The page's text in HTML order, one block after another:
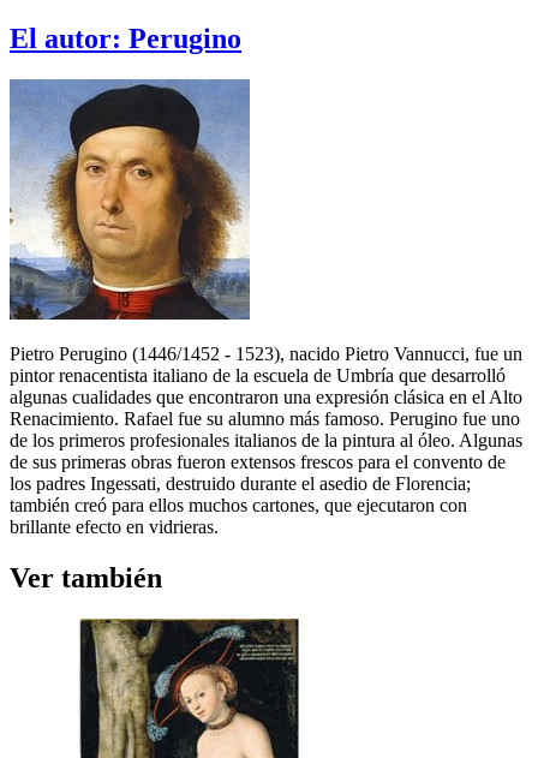
El autor: Perugino
Pietro Perugino (1446/1452 - 1523), nacido Pietro Vannucci, fue un
pintor renacentista italiano de la escuela de Umbría que desarrolló
algunas cualidades que encontraron una expresión clásica en el Alto
Renacimiento. Rafael fue su alumno más famoso. Perugino fue uno
de los primeros profesionales italianos de la pintura al óleo. Algunas
de sus primeras obras fueron extensos frescos para el convento de
los padres Ingessati, destruido durante el asedio de Florencia;
también creó para ellos muchos cartones, que ejecutaron con
brillante efecto en vidrieras.
Ver también